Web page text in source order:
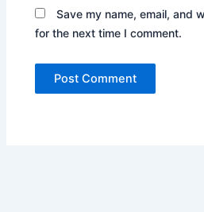
Save my name, email, and
for the next time I comment.